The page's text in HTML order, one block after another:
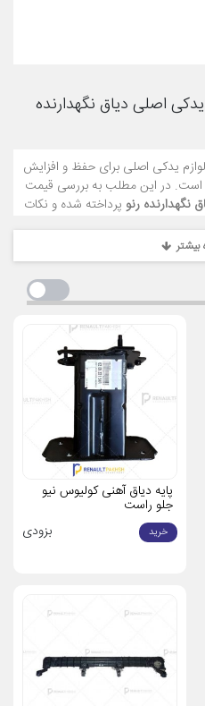
اصلی دیاق نگهدارنده
لوازم یدکی اصلی برای حفظ و افزایش
است. در این مطلب به بررسی قیمت
نگهدارنده رنو پرداخته شده و نکات
از قطعات اصلی
برای کیفیت و دوام خودرو
مختلف خودرو را نیز به همراه دارد.
از:
تحت استانداردهای دقیق تولید
بهتری دارند.
اورجینال از بروز مشکلات ناشی از
با گارانتی معتبر باعث افزایش
رنو
حیاتی در سیستم نصب و نگهداری
نقش مهمی در اتصال و استحکام
پایه دیاق آهنی کولیوس نیو
جلو راست
خرید بزودی